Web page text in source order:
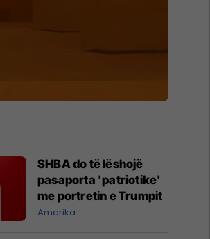
SHBA do të lëshojë
pasaporta 'patriotike'
me portretin e Trumpit
Amerika